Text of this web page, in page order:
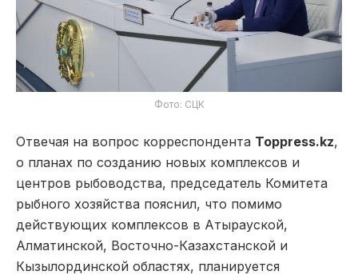
Фото: СЦК
Отвечая на вопрос корреспондента Toppress.kz,
о планах по созданию новых комплексов и
центров рыбоводства, председатель Комитета
рыбного хозяйства пояснил, что помимо
действующих комплексов в Атырауской,
Алматинской, Восточно-Казахстанской и
Кызылординской областях, планируется